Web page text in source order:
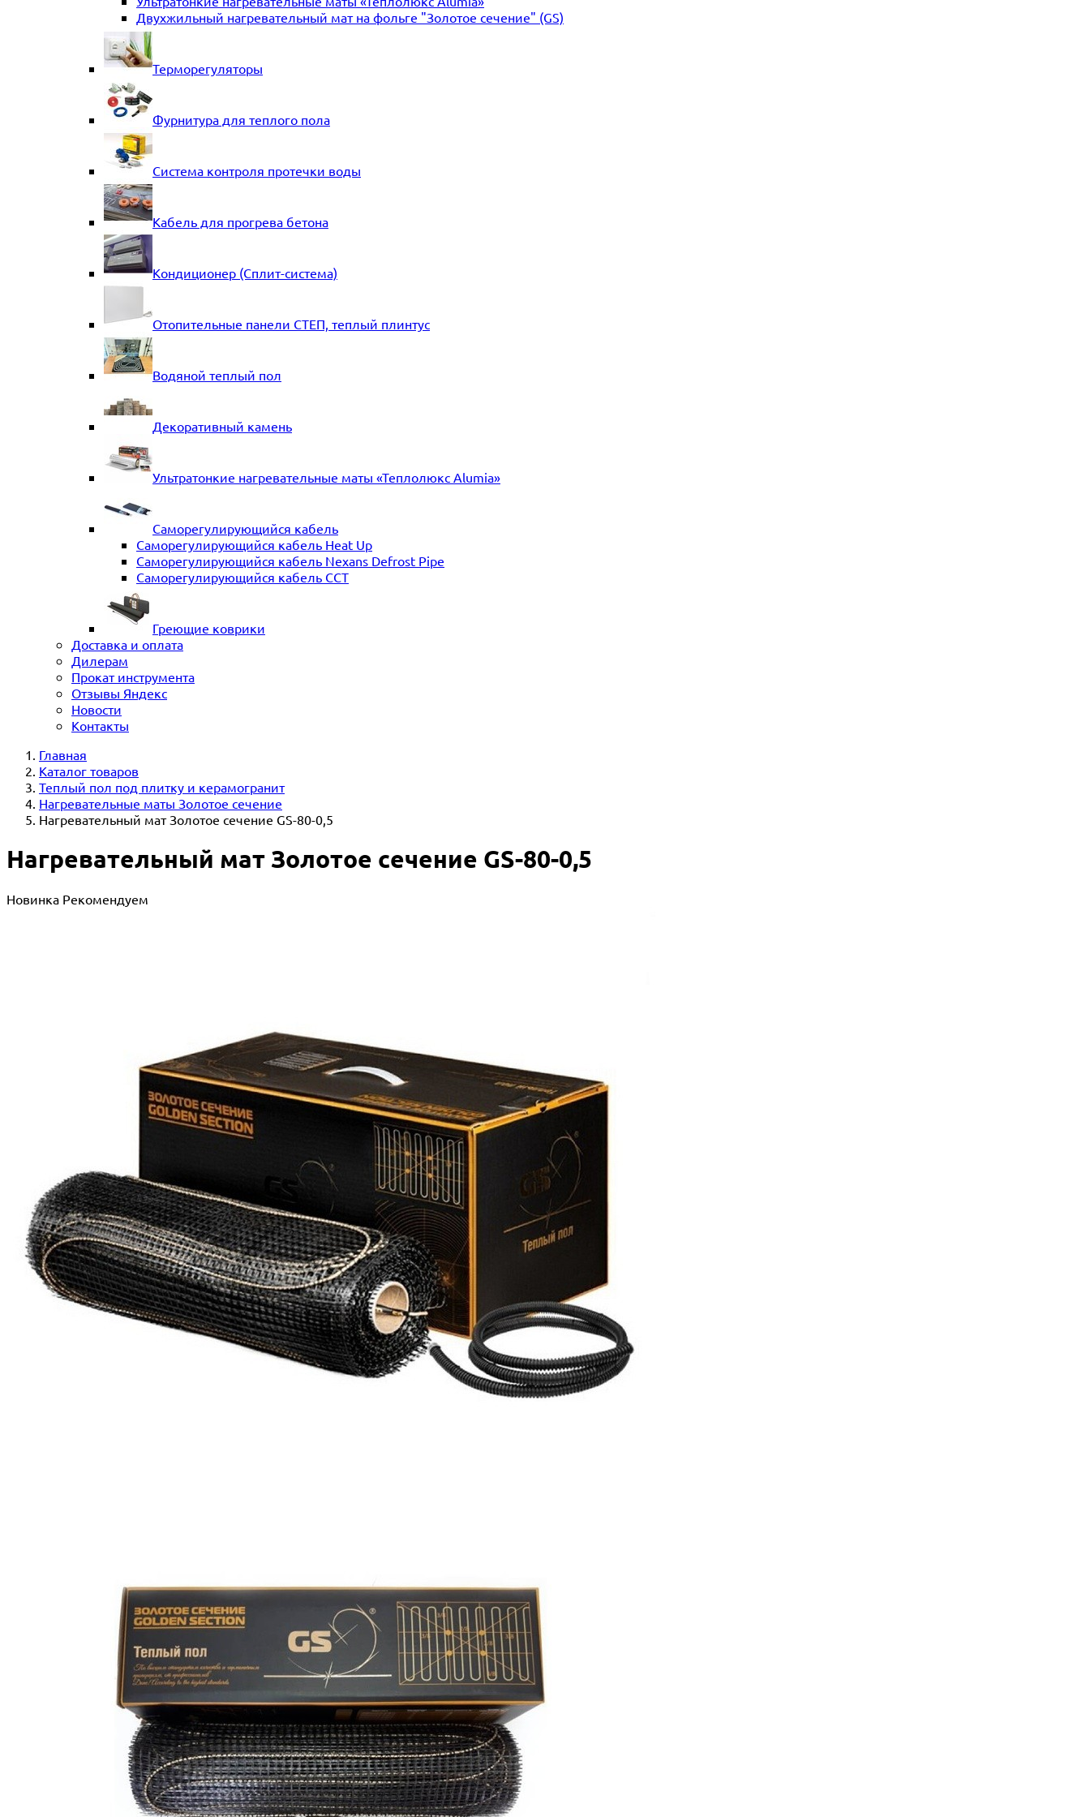
Двухжильный нагревательный мат на фольге "Золотое сечение" (GS)
Терморегуляторы
Фурнитура для теплого пола
Система контроля протечки воды
Кабель для прогрева бетона
Кондиционер (Сплит-система)
Отопительные панели СТЕП, теплый плинтус
Водяной теплый пол
Декоративный камень
Ультратонкие нагревательные маты «Теплолюкс Alumia»
Саморегулирующийся кабель
Саморегулирующийся кабель Heat Up
Саморегулирующийся кабель Nexans Defrost Pipe
Саморегулирующийся кабель ССТ
Греющие коврики
Доставка и оплата
Дилерам
Прокат инструмента
Отзывы Яндекс
Новости
Контакты
Главная
Каталог товаров
Теплый пол под плитку и керамогранит
Нагревательные маты Золотое сечение
Нагревательный мат Золотое сечение GS-80-0,5
Нагревательный мат Золотое сечение GS-80-0,5
Новинка Рекомендуем